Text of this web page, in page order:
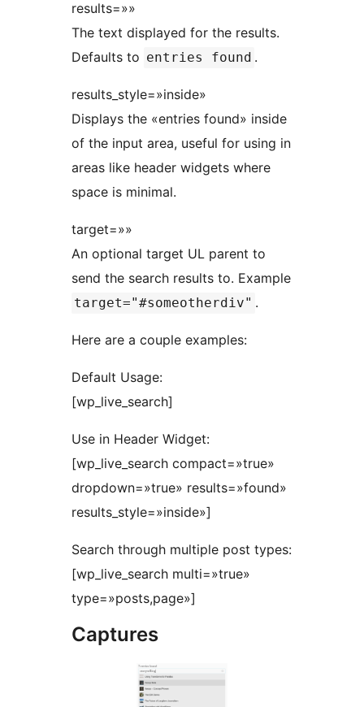
results=»»
The text displayed for the results.
Defaults to entries found .
results_style=»inside»
Displays the «entries found» inside
of the input area, useful for using in
areas like header widgets where
space is minimal.
target=»»
An optional target UL parent to
send the search results to. Example
target="#someotherdiv" .
Here are a couple examples:
Default Usage:
[wp_live_search]
Use in Header Widget:
[wp_live_search compact=»true»
dropdown=»true» results=»found»
results_style=»inside»]
Search through multiple post types:
[wp_live_search multi=»true»
type=»posts,page»]
Captures